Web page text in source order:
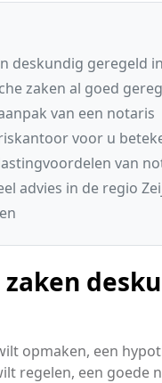
deskundig geregeld
zaken al goed
van een notaris
voor u
van
advies in de regio
opmaken, een
regelen, een goede